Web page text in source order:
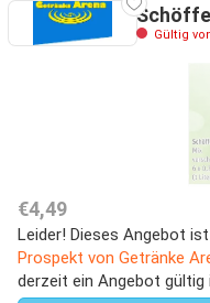
Gültig
€4,49
Leider! Dieses Angebot
Prospekt von Getränke
derzeit ein Angebot